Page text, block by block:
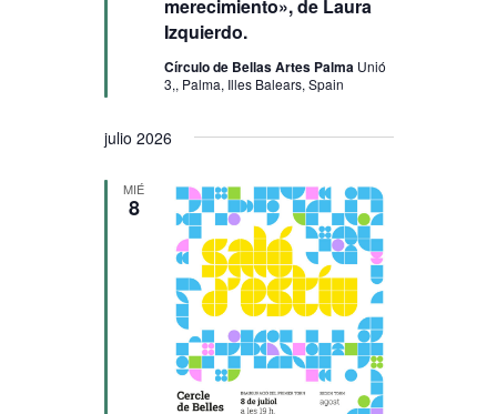
merecimiento», de Laura
Izquierdo.
Círculo de Bellas Artes Palma Unió
3,, Palma, Illes Balears, Spain
julio 2026
MIÉ
8